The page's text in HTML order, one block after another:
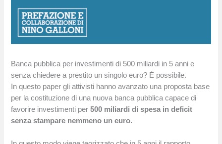
Banca pubblica per investimenti di 500 miliardi in 5 anni e
senza chiedere a prestito un singolo euro? È possibile.
In questo paper gli attivisti hanno avanzato una proposta base
per la costituzione di una nuova banca pubblica capace di
favorire investimenti per500 miliardi di spesa in deficit
senza stampare nemmeno un euro.